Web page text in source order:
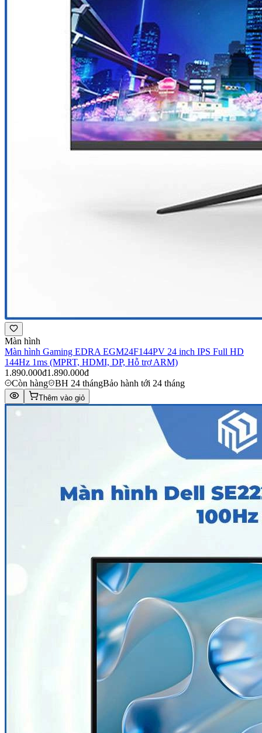
Màn hình
Màn hình Gaming EDRA EGM24F144PV 24 inch IPS Full HD
144Hz 1ms (MPRT, HDMI, DP, Hỗ trợ ARM)
1.890.000đ1.890.000đ
Còn hàng
BH 24 thángBảo hành tới 24 tháng
Thêm vào giỏ